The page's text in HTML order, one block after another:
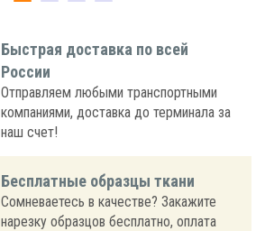
Быстрая доставка по всей
России
Отправляем любыми транспортными
компаниями, доставка до терминала за
наш счет!
Бесплатные образцы ткани
Сомневаетесь в качестве? Закажите
нарезку образцов бесплатно, оплата